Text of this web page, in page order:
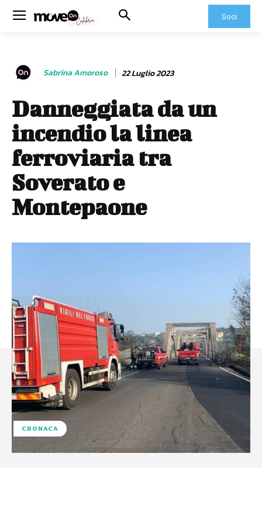
Soci
Sabrina Amoroso 22 Luglio 2023
Danneggiata da un
incendio la linea
ferroviaria tra
Soverato e
Montepaone
CRONACA